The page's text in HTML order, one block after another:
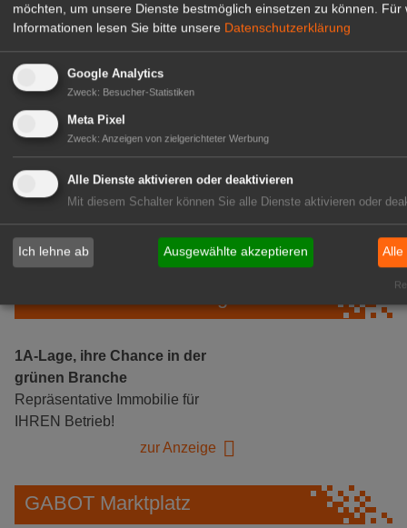
Mitarbeiter (m/w/d) für unsere
Logistikhalle
zur Stellenanzeige
1A-Lage, ihre Chance in der
grünen Branche
Repräsentative Immobilie für
IHREN Betrieb!
zur Anzeige
GABOT Marktplatz
möchten, um unsere Dienste bestmöglich einsetzen zu können. Für
Informationen lesen Sie bitte unsere Datenschutzerklärung
Google Analytics
Zweck: Besucher-Statistiken
Meta Pixel
Zweck: Anzeigen von zielgerichteter Werbung
Alle Dienste aktivieren oder deaktivieren
Mit diesem Schalter können Sie alle Dienste aktivieren oder
Ich lehne ab Ausgewählte akzeptieren Alle